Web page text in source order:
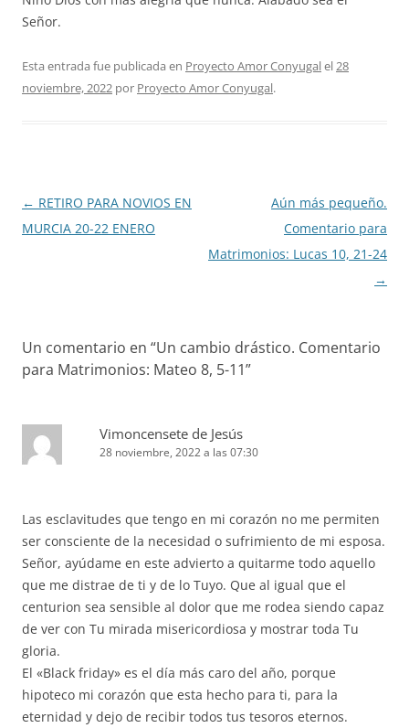
Señor.
Esta entrada fue publicada en Proyecto Amor Conyugalel28
noviembre, 2022 por Proyecto Amor Conyugal.
Navegación
de
← RETIRO PARA NOVIOS EN
MURCIA 20-22 ENERO
Aún más pequeño.
Comentario para
Matrimonios: Lucas 10, 21-24
→
Un comentario en “Un cambio drástico. Comentario
para Matrimonios: Mateo 8, 5-11”
Vimoncensete de Jesús
28 noviembre, 2022 a las 07:30
Las esclavitudes que tengo en mi corazón no me permiten
ser consciente de la necesidad o sufrimiento de mi esposa.
Señor, ayúdame en este advierto a quitarme todo aquello
que me distrae de ti y de lo Tuyo. Que al igual que el
centurion sea sensible al dolor que me rodea siendo capaz
de ver con Tu mirada misericordiosa y mostrar toda Tu
gloria.
El «Black friday» es el día más caro del año, porque
hipoteco mi corazón que esta hecho para ti, para la
eternidad y dejo de recibir todos tus tesoros eternos.